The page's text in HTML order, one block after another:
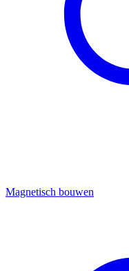
Magnetisch bouwen